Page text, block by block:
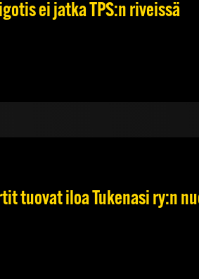
ei jatka TPS:n riveissä
tuovat iloa Tukenasi ry:n